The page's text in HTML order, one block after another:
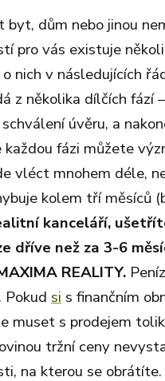
byt, dům nebo jinou
pro vás existuje
nich v následujících
z několika dílčích
úvěru, a
každou fázi můžete
vléct mnohem déle,
kolem tří měsíců
kanceláří,
dříve než za 3-6
REALITY.
Pokud si s finančním
muset s prodejem
tržní ceny
na kterou se